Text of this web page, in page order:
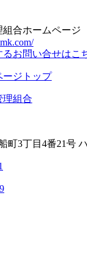
合ホームページ
お問い合せはこ
町3丁目4番21号